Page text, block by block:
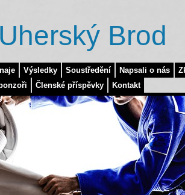
Výsledky Soustředění Napsali o nás
Členské příspěvky Kontakt
Brod